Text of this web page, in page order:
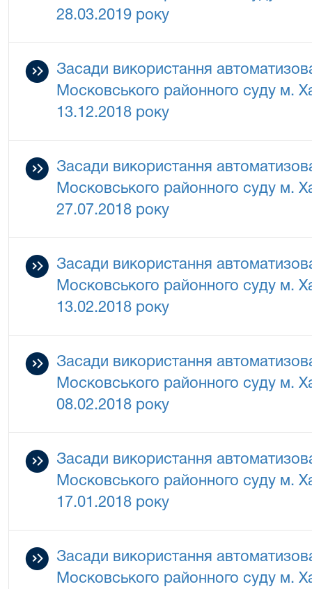
28.03.2019 року
Засади використання
Московського районного суду м.
13.12.2018 року
Засади використання
Московського районного суду м.
27.07.2018 року
Засади використання
Московського районного суду м.
13.02.2018 року
Засади використання
Московського районного суду м.
08.02.2018 року
Засади використання
Московського районного суду м.
17.01.2018 року
Засади використання
Московського районного суду м.